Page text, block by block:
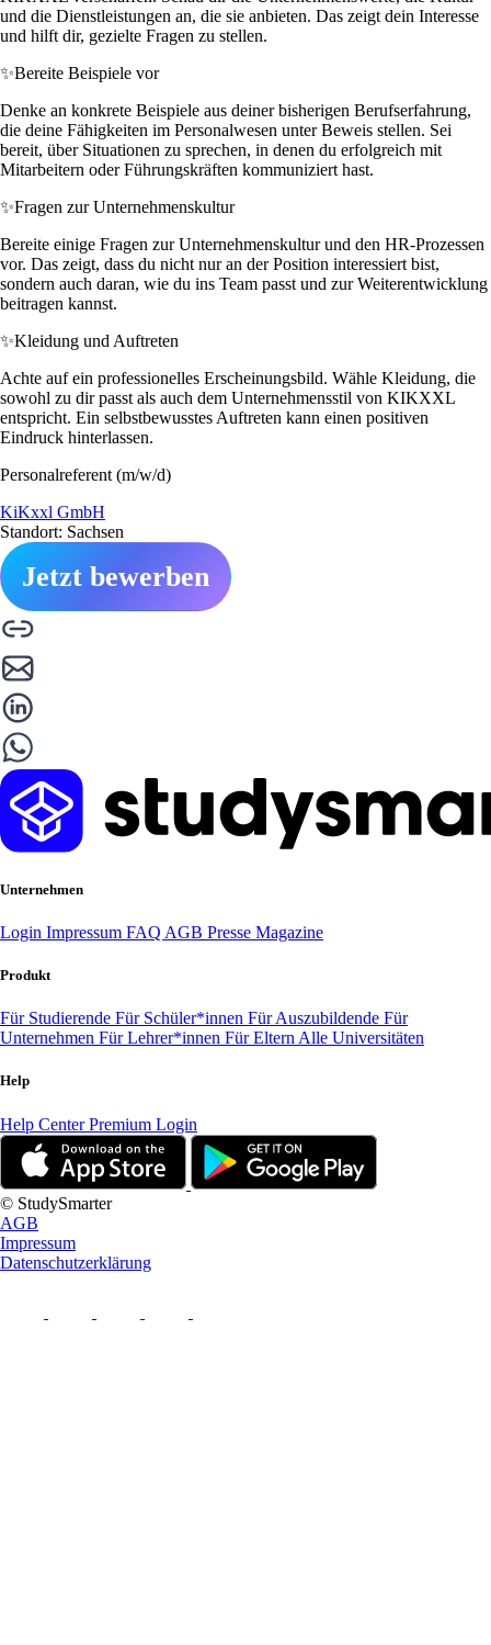
und die Dienstleistungen an, die sie anbieten. Das zeigt dein Interesse
und hilft dir, gezielte Fragen zu stellen.
✨Bereite Beispiele vor
Denke an konkrete Beispiele aus deiner bisherigen Berufserfahrung,
die deine Fähigkeiten im Personalwesen unter Beweis stellen. Sei
bereit, über Situationen zu sprechen, in denen du erfolgreich mit
Mitarbeitern oder Führungskräften kommuniziert hast.
✨Fragen zur Unternehmenskultur
Bereite einige Fragen zur Unternehmenskultur und den HR-Prozessen
vor. Das zeigt, dass du nicht nur an der Position interessiert bist,
sondern auch daran, wie du ins Team passt und zur Weiterentwicklung
beitragen kannst.
✨Kleidung und Auftreten
Achte auf ein professionelles Erscheinungsbild. Wähle Kleidung, die
sowohl zu dir passt als auch dem Unternehmensstil von KIKXXL
entspricht. Ein selbstbewusstes Auftreten kann einen positiven
Eindruck hinterlassen.
Personalreferent (m/w/d)
KiKxxl GmbH
Standort: Sachsen
Jetzt bewerben
Unternehmen
Login Impressum FAQ AGB Presse Magazine
Produkt
Für Studierende Für Schüler*innen Für Auszubildende Für
Unternehmen Für Lehrer*innen Für Eltern Alle Universitäten
Help
Help CenterPremium Login
© StudySmarter
AGB
Impressum
Datenschutzerklärung